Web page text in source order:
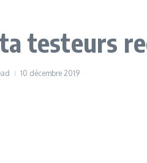
testeurs
10 décembre 2019